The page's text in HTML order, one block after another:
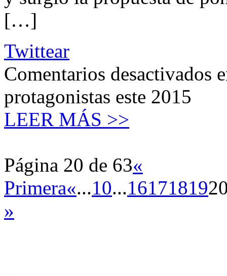
[…]
Twittear
Comentarios desactivados
protagonistas este 2015
LEER MÁS >>
Página 20 de 63«
Primera«...10...16171819
»